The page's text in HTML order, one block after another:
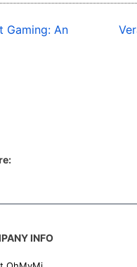
Gaming: An
INFO